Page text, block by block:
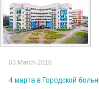
03 March 2016
4 марта в Городской